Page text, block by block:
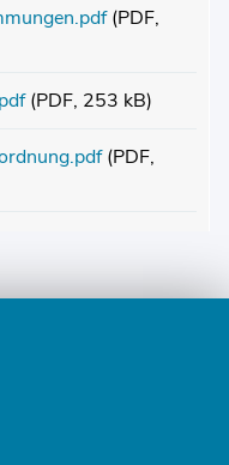
(PDF,
(PDF, 253 kB)
(PDF,